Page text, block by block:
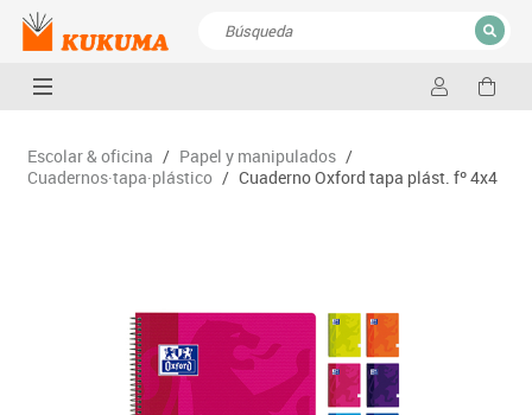
CERRAR
Escolar & oficina / Papel y manipulados /
Cuadernos·tapa·plástico / Cuaderno Oxford tapa plást. fº 4x4